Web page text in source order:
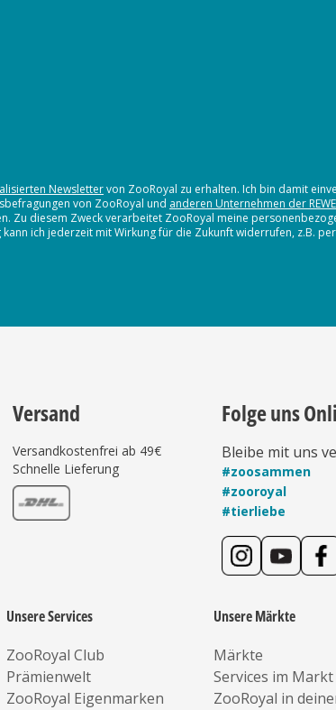
Newslettervon ZooRoyal zu erhalten. Ich bin damit
von ZooRoyal und anderen Unternehmen der
Zu diesem Zweck verarbeitet ZooRoyal meine
ich jederzeit mit Wirkung für die Zukunft widerrufen, z.B.
Versand
Versandkostenfrei ab 49€
Schnelle Lieferung
Folge uns
Bleibe mit uns
#zoosammen
#zooroyal
#tierliebe
Unsere Services
ZooRoyal Club
Prämienwelt
ZooRoyal Eigenmarken
Unsere Märkte
Märkte
Services im Markt
ZooRoyal in